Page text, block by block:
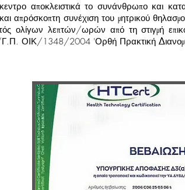
αποκλειστικά το συνάνθρωπο και
απρόσκοπτη συνέχιση του μητρικού
ολίγων λεπτών/ωρών από τη στιγμή
ΟΙΚ/1348/2004 'Ορθή Πρακτική